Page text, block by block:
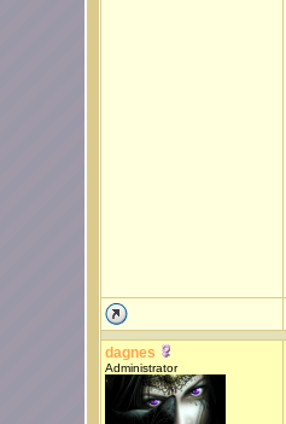
dagnes
Administrator